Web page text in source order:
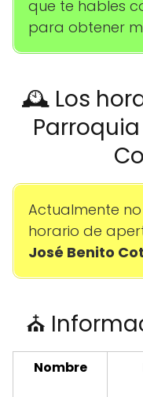
que te hables
para obtener
🕰️ Los
Actualmente
horario de
José Benito
⛪
Nombre